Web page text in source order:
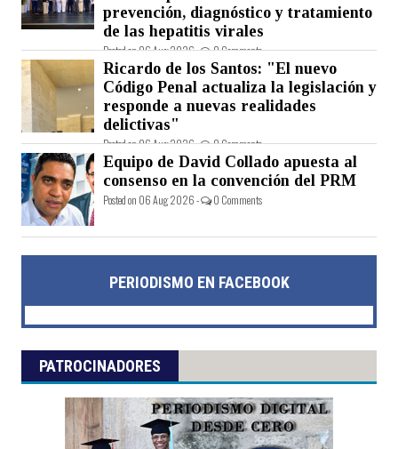
prevención, diagnóstico y tratamiento
de las hepatitis virales
Posted on 06 Aug 2026 - 0 Comments
Ricardo de los Santos: "El nuevo
Código Penal actualiza la legislación y
responde a nuevas realidades
delictivas"
Posted on 06 Aug 2026 - 0 Comments
Equipo de David Collado apuesta al
consenso en la convención del PRM
Posted on 06 Aug 2026 - 0 Comments
PERIODISMO EN FACEBOOK
PATROCINADORES